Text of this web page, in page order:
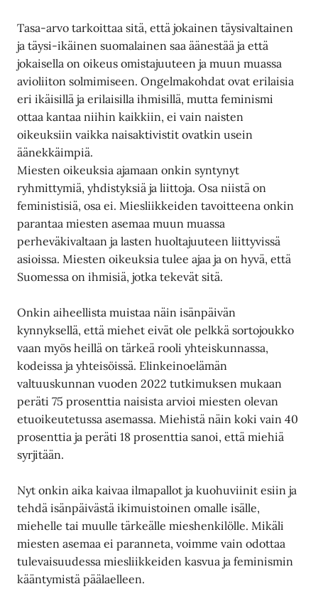
Tasa-arvo tarkoittaa sitä, että jokainen täysivaltainen
ja täysi-ikäinen suomalainen saa äänestää ja että
jokaisella on oikeus omistajuuteen ja muun muassa
avioliiton solmimiseen. Ongelmakohdat ovat erilaisia
eri ikäisillä ja erilaisilla ihmisillä, mutta feminismi
ottaa kantaa niihin kaikkiin, ei vain naisten
oikeuksiin vaikka naisaktivistit ovatkin usein
äänekkäimpiä.
Miesten oikeuksia ajamaan onkin syntynyt
ryhmittymiä, yhdistyksiä ja liittoja. Osa niistä on
feministisiä, osa ei. Miesliikkeiden tavoitteena onkin
parantaa miesten asemaa muun muassa
perheväkivaltaan ja lasten huoltajuuteen liittyvissä
asioissa. Miesten oikeuksia tulee ajaa ja on hyvä, että
Suomessa on ihmisiä, jotka tekevät sitä.
Onkin aiheellista muistaa näin isänpäivän
kynnyksellä, että miehet eivät ole pelkkä sortojoukko
vaan myös heillä on tärkeä rooli yhteiskunnassa,
kodeissa ja yhteisöissä. Elinkeinoelämän
valtuuskunnan vuoden 2022 tutkimuksen mukaan
peräti 75 prosenttia naisista arvioi miesten olevan
etuoikeutetussa asemassa. Miehistä näin koki vain 40
prosenttia ja peräti 18 prosenttia sanoi, että miehiä
syrjitään.
Nyt onkin aika kaivaa ilmapallot ja kuohuviinit esiin ja
tehdä isänpäivästä ikimuistoinen omalle isälle,
miehelle tai muulle tärkeälle mieshenkilölle. Mikäli
miesten asemaa ei paranneta, voimme vain odottaa
tulevaisuudessa miesliikkeiden kasvua ja feminismin
kääntymistä päälaelleen.